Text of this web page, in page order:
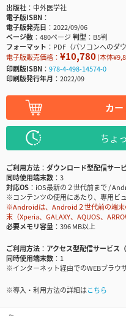
出版社
中外医学社
電子版ISBN
電子版発売日
2022/09/06
ページ数
480ページ判型
B5判
フォーマット
PDF（パソコンへのダ
電子版販売価格： ¥10,780(本体
印刷版ISBN
978-4-498-14574-0
印刷版発行年月
2022/09
カ
ちょ
ご利用方法
ダウンロード型配信サー
同時使用端末数
3
対応OS
iOS最新の２世代前まで /
※コンテンツの使用にあたり、専用ビ
※Androidは、Android２世代前の端末
末（Xperia、GALAXY、AQUOS、
必要メモリ容量
396 MB以上
ご利用方法
アクセス型配信サービス（
同時使用端末数
1
※インターネット経由でのWEBブラウ
※導入・利用方法の詳細はこちら